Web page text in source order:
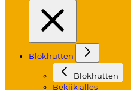
Blokhutten
Blokhutten
Bekijk alles